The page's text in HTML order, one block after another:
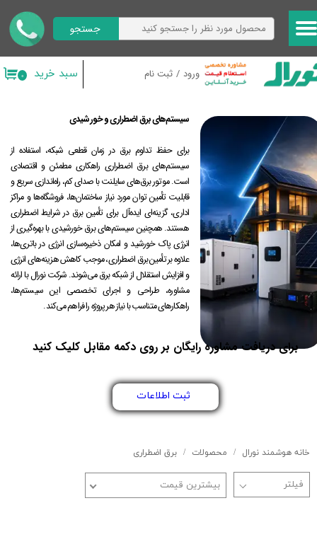
ورود / ثبت نام
حساب کاربری من
تغییر گذر واژه
خروج از حساب کاربری
جستجو
۰ سبد خرید
سیستم‌های برق اضطراری و خورشیدی
برای حفظ تداوم برق در زمان قطعی شبکه، استفاده از
سیستم‌های برق اضطراری راهکاری مطمئن و اقتصادی
است. موتور برق‌های سایلنت با صدای کم، راه‌اندازی سریع و
قابلیت تأمین توان مورد نیاز ساختمان‌ها، فروشگاه‌ها و مراکز
اداری، گزینه‌ای ایده‌آل برای تأمین برق در شرایط اضطراری
هستند. همچنین سیستم‌های برق خورشیدی با بهره‌گیری از
انرژی پاک خورشید و امکان ذخیره‌سازی انرژی در باتری‌ها،
علاوه بر تأمین برق اضطراری، موجب کاهش هزینه‌های انرژی
و افزایش استقلال از شبکه برق می‌شوند. شرکت نورال با ارائه
مشاوره، طراحی و اجرای تخصصی این سیستم‌ها،
راهکارهای متناسب با نیاز هر پروژه را فراهم می‌کند.
برای دریافت مشاوره رایگان بر روی دکمه مقابل کلیک کنید
ثبت اطلاعات
خانه هوشمند نورال محصولات برق اضطراری
بیشترین قیمت